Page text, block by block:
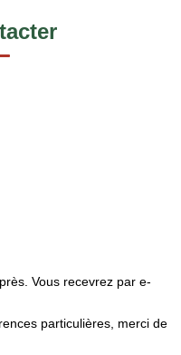
Vous recevrez par e-
particulières, merci de